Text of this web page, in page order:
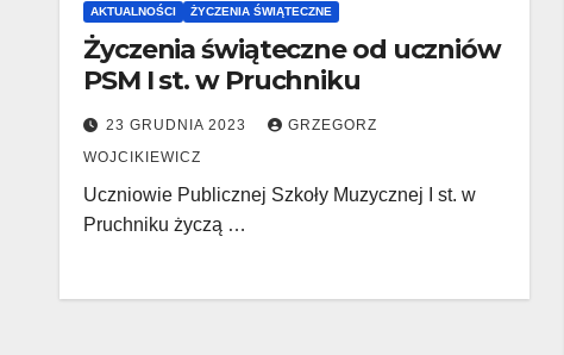
AKTUALNOŚCI ŻYCZENIA ŚWIĄTECZNE
Życzenia świąteczne od uczniów
PSM I st. w Pruchniku
23 GRUDNIA 2023
GRZEGORZ
WOJCIKIEWICZ
Uczniowie Publicznej Szkoły Muzycznej I st. w
Pruchniku życzą …